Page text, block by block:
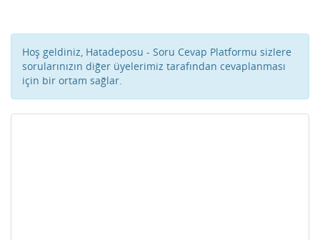
Hoş geldiniz, Hatadeposu - Soru Cevap Platformu sizlere
sorularınızın diğer üyelerimiz tarafından cevaplanması
için bir ortam sağlar.